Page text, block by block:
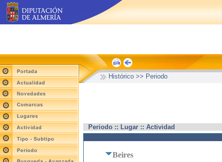
Histórico >> Periodo
Periodo :: Lugar :: Actividad
Beires